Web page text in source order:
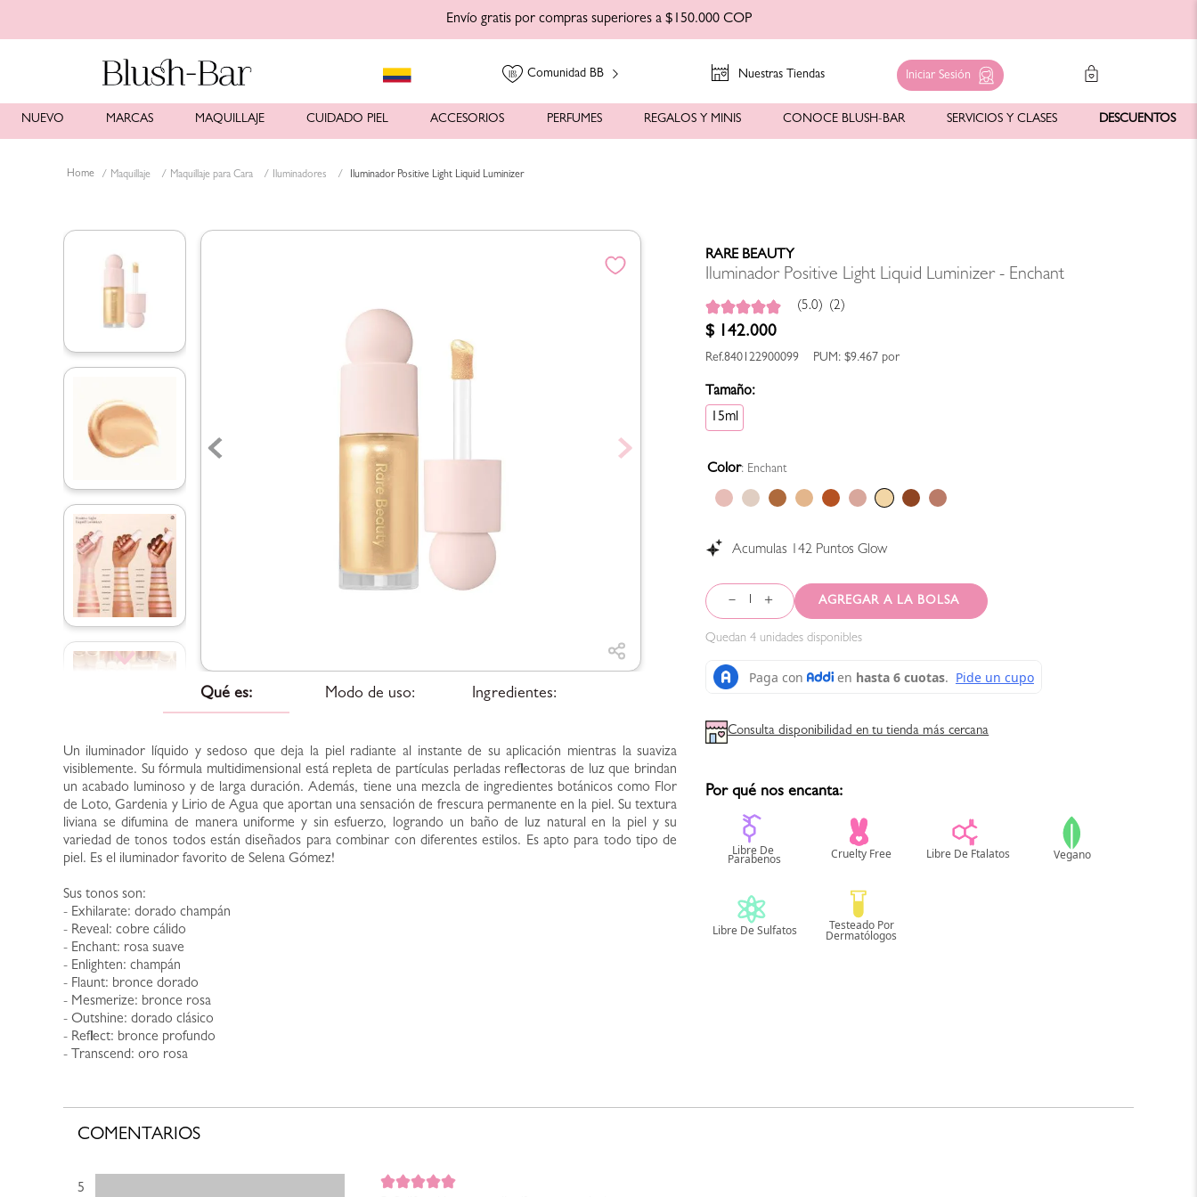
Envío gratis por compras superiores a $150.000 COP
Comunidad BB Nuestras Tiendas Iniciar Sesión
NUEVO MARCAS MAQUILLAJE CUIDADO PIEL ACCESORIOS PERFUMES REGALOS Y MINIS CONOCE BLUSH-BAR SERVICIOS Y CLASES DESCUENTOS
Maquillaje Maquillaje para Cara Iluminadores Iluminador Positive Light Liquid Luminizer
Qué es: Modo de uso: Ingredientes:
Un iluminador líquido y sedoso que deja la piel radiante al instante de su aplicación mientras la suaviza
visiblemente. Su fórmula multidimensional está repleta de partículas perladas reflectoras de luz que brindan
un acabado luminoso y de larga duración. Además, tiene una mezcla de ingredientes botánicos como Flor
de Loto, Gardenia y Lirio de Agua que aportan una sensación de frescura permanente en la piel. Su textura
liviana se difumina de manera uniforme y sin esfuerzo, logrando un baño de luz natural en la piel y su
variedad de tonos todos están diseñados para combinar con diferentes estilos. Es apto para todo tipo de
piel. Es el iluminador favorito de Selena Gómez!
Sus tonos son:
- Exhilarate: dorado champán
- Reveal: cobre cálido
- Enchant: rosa suave
- Enlighten: champán
- Flaunt: bronce dorado
- Mesmerize: bronce rosa
- Outshine: dorado clásico
- Reflect: bronce profundo
- Transcend: oro rosa
RARE BEAUTY
Iluminador Positive Light Liquid Luminizer - Enchant
(5.0) (2)
$ 142.000
840122900099 PUM:$9.467 por
Tamaño:
15ml
Color: Enchant
Acumulas 142 Puntos Glow
＋
－
Quedan 4 unidades disponibles
Consulta disponibilidad en tu tienda más cercana
Por qué nos encanta:
COMENTARIOS
5 estrellas